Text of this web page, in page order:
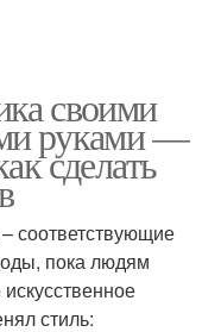
своими
руками —
сделать
соответствующие
пока людям
стиль: